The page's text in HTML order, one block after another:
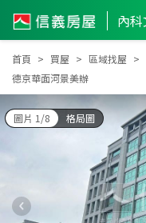
首頁 買屋 區域找屋
德京華面河景美辦
圖片 1/8 格局圖